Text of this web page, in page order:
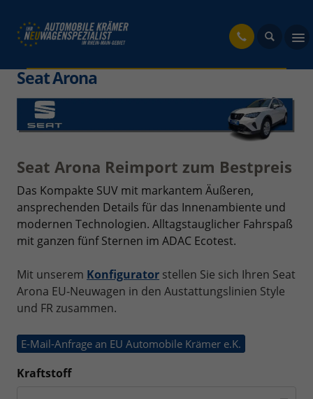
Seat Arona
Seat Arona Reimport zum Bestpreis
Das Kompakte SUV mit markantem Äußeren,
ansprechenden Details für das Innenambiente und
modernen Technologien. Alltagstauglicher Fahrspaß
mit ganzen fünf Sternen im ADAC Ecotest.
Mit unserem Konfigurator stellen Sie sich Ihren Seat
Arona EU-Neuwagen in den Austattungslinien Style
und FR zusammen.
E-Mail-Anfrage an EU Automobile Krämer e.K.
Kraftstoff